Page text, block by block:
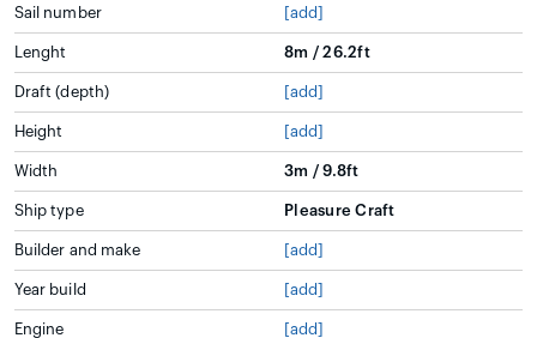
Sail number [add]
Lenght 8m / 26.2ft
Draft (depth) [add]
Height [add]
Width 3m / 9.8ft
Ship type Pleasure Craft
Builder and make [add]
Year build [add]
Engine [add]